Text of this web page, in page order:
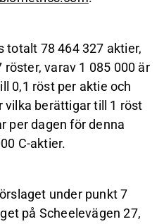
totalt 78 464 327 aktier,
varav 1 085 000 är
0,1 röst per aktie och
vilka berättigar till 1 röst
per dagen för denna
C‑aktier.
under punkt 7
på Scheelevägen 27,